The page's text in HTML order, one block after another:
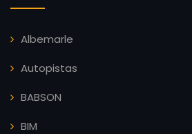
Albemarle
Autopistas
BABSON
BIM